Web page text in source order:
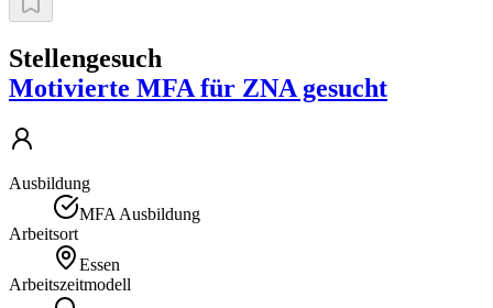
Stellengesuch
Motivierte MFA für ZNA gesucht
Ausbildung
MFA Ausbildung
Arbeitsort
Essen
Arbeitszeitmodell